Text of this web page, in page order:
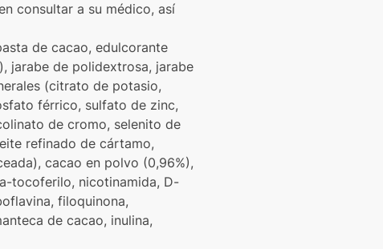
consultar a su médico, así
de cacao, edulcorante
jarabe de polidextrosa, jarabe
(citrato de potasio,
férrico, sulfato de zinc,
de cromo, selenito de
refinado de cártamo,
cacao en polvo (0,96%),
tocoferilo, nicotinamida, D-
filoquinona,
de cacao, inulina,